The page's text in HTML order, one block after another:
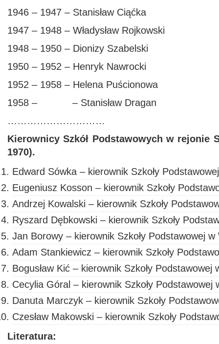
1946 – 1947 – Stanisław Ciąćka
1947 – 1948 – Władysław Rojkowski
1948 – 1950 – Dionizy Szabelski
1950 – 1952 – Henryk Nawrocki
1952 – 1958 – Helena Puścionowa
1958 – – Stanisław Dragan
…………………………
Kierownicy Szkół Podstawowych w rejonie
1970).
Edward Sówka – kierownik Szkoły
Eugeniusz Kosson – kierownik Szkoły
Andrzej Kowalski – kierownik Szkoły
Ryszard Dębkowski – kierownik Szkoły
Jan Borowy – kierownik Szkoły Podstawowej
Adam Stankiewicz – kierownik Szkoły
Bogusław Kić – kierownik Szkoły Podstawowej
Cecylia Góral – kierownik Szkoły Podstawowej
Danuta Marczyk – kierownik Szkoły
Czesław Makowski – kierownik Szkoły
Literatura: